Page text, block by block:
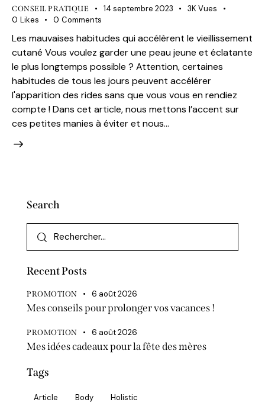
CONSEIL PRATIQUE 14 septembre 2023 3K Vues
0 Likes 0 Comments
Les mauvaises habitudes qui accélèrent le vieillissement
cutané Vous voulez garder une peau jeune et éclatante
le plus longtemps possible ? Attention, certaines
habitudes de tous les jours peuvent accélérer
l'apparition des rides sans que vous vous en rendiez
compte ! Dans cet article, nous mettons l’accent sur
ces petites manies à éviter et nous…
Search
Recent Posts
PROMOTION 6 août 2026
Mes conseils pour prolonger vos vacances !
PROMOTION 6 août 2026
Mes idées cadeaux pour la fête des mères
Tags
Article Body Holistic